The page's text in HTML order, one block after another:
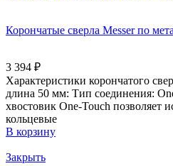
Корончатые сверла Messer по
3 394 ₽
Характеристики корончатого
длина 50 мм: Тип соединения:
хвостовик Оne-Touch позволяет
кольцевые
В корзину
Закрыть